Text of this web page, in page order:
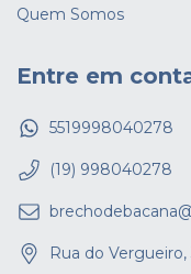
Quem Somos
Entre em
5519998040278
(19) 998040278
Rua do